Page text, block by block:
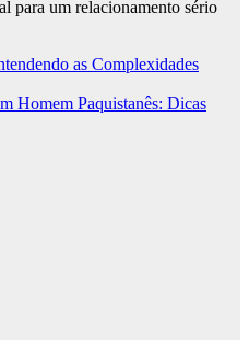
para um relacionamento sério
as Complexidades
Homem Paquistanês: Dicas